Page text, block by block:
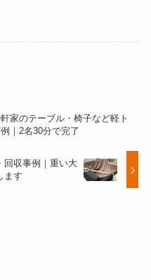
家のテーブル・椅子など軽ト
｜2名30分で完了
回収事例｜重い大
ます